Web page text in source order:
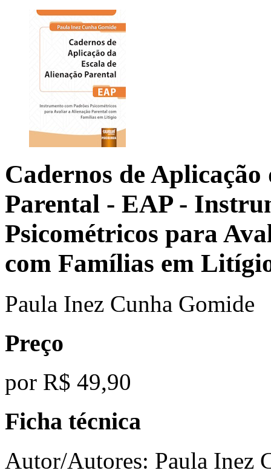
Cadernos de
Parental - EAP -
Psicométricos para
com Famílias em
Paula Inez Cunha Gomide
Preço
por R$ 49,90
Ficha técnica
Autor/Autores: Paula Inez